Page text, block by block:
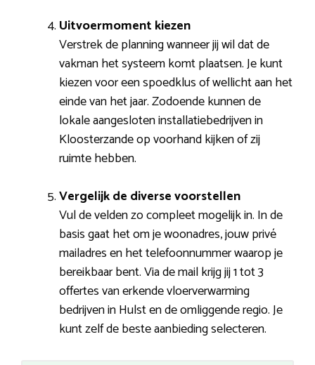
Uitvoermoment kiezen
Verstrek de planning wanneer jij wil dat de
vakman het systeem komt plaatsen. Je kunt
kiezen voor een spoedklus of wellicht aan het
einde van het jaar. Zodoende kunnen de
lokale aangesloten installatiebedrijven in
Kloosterzande op voorhand kijken of zij
ruimte hebben.
Vergelijk de diverse voorstellen
Vul de velden zo compleet mogelijk in. In de
basis gaat het om je woonadres, jouw privé
mailadres en het telefoonnummer waarop je
bereikbaar bent. Via de mail krijg jij 1 tot 3
offertes van erkende vloerverwarming
bedrijven in Hulst en de omliggende regio. Je
kunt zelf de beste aanbieding selecteren.